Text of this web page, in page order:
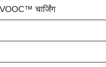
चार्जिंग